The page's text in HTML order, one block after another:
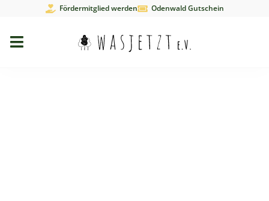
Fördermitglied werden Odenwald Gutschein